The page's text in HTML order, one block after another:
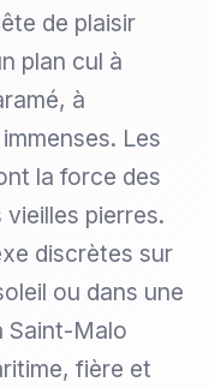
de plaisir
plan cul à
à
Les
la force des
pierres.
discrètes sur
ou dans une
Saint-Malo
fière et